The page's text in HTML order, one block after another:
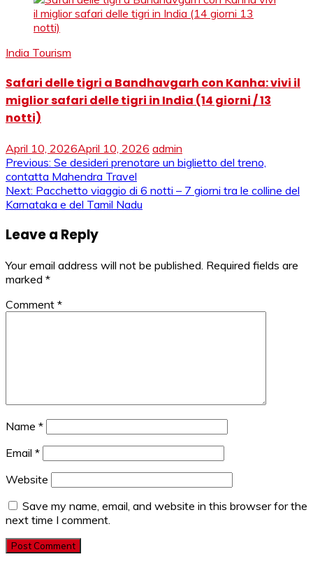
India Tourism
Safari delle tigri a Bandhavgarh con Kanha: vivi il
miglior safari delle tigri in India (14 giorni / 13
notti)
April 10, 2026April 10, 2026 admin
Post
navigation
Previous: Se desideri prenotare un biglietto del treno,
contatta Mahendra Travel
Next: Pacchetto viaggio di 6 notti – 7 giorni tra le colline del
Karnataka e del Tamil Nadu
Leave a Reply
Your email address will not be published. Required fields are
marked *
Comment *
Name *
Email *
Website
Save my name, email, and website in this browser for the
next time I comment.